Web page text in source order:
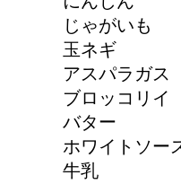
じゃがいも
玉ネギ
アスパラガス
ブロッコリイ
バター
ホワイトソー
牛乳